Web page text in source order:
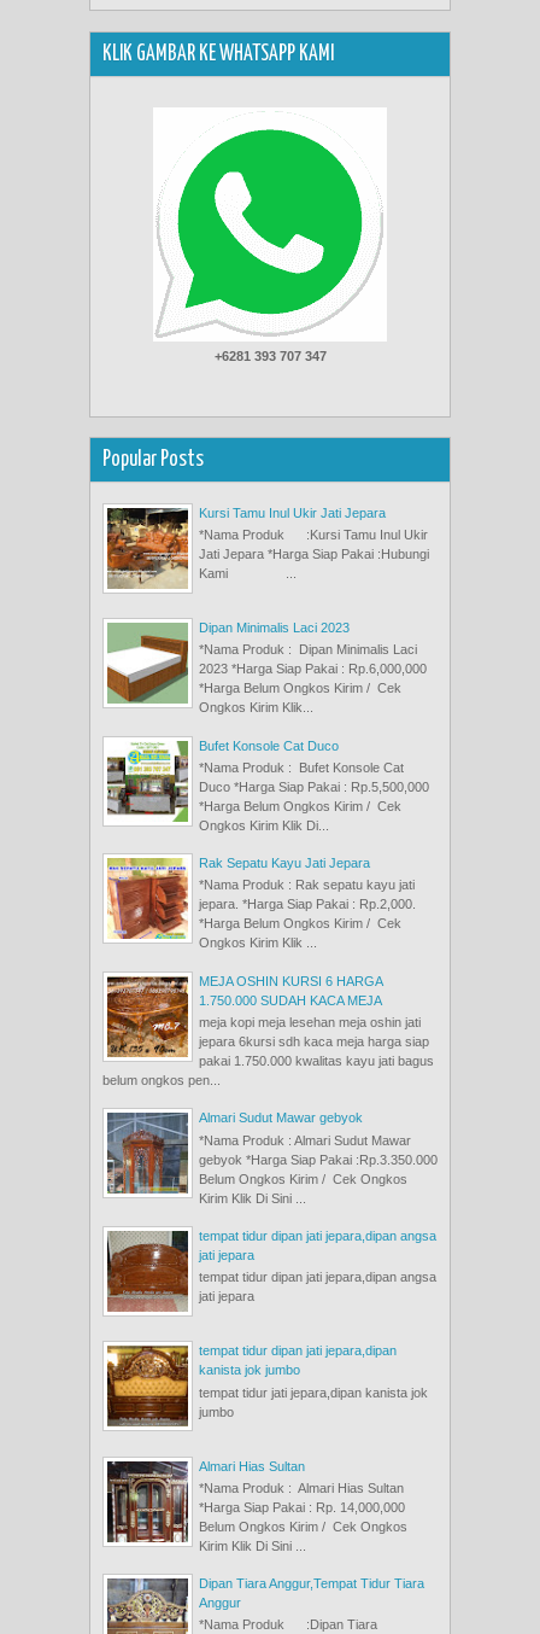
KLIK GAMBAR KE WHATSAPP KAMI
+6281 393 707 347
Popular Posts
Kursi Tamu Inul Ukir Jati Jepara
*Nama Produk :Kursi Tamu Inul Ukir
Jati Jepara *Harga Siap Pakai :Hubungi
Kami ...
Dipan Minimalis Laci 2023
*Nama Produk : Dipan Minimalis Laci
2023 *Harga Siap Pakai : Rp.6,000,000
*Harga Belum Ongkos Kirim / Cek
Ongkos Kirim Klik...
Bufet Konsole Cat Duco
*Nama Produk : Bufet Konsole Cat
Duco *Harga Siap Pakai : Rp.5,500,000
*Harga Belum Ongkos Kirim / Cek
Ongkos Kirim Klik Di...
Rak Sepatu Kayu Jati Jepara
*Nama Produk : Rak sepatu kayu jati
jepara. *Harga Siap Pakai : Rp.2,000.
*Harga Belum Ongkos Kirim / Cek
Ongkos Kirim Klik ...
MEJA OSHIN KURSI 6 HARGA
1.750.000 SUDAH KACA MEJA
meja kopi meja lesehan meja oshin jati
jepara 6kursi sdh kaca meja harga siap
pakai 1.750.000 kwalitas kayu jati bagus
belum ongkos pen...
Almari Sudut Mawar gebyok
*Nama Produk : Almari Sudut Mawar
gebyok *Harga Siap Pakai :Rp.3.350.000
Belum Ongkos Kirim / Cek Ongkos
Kirim Klik Di Sini ...
tempat tidur dipan jati jepara,dipan angsa
jati jepara
tempat tidur dipan jati jepara,dipan angsa
jati jepara
tempat tidur dipan jati jepara,dipan
kanista jok jumbo
tempat tidur jati jepara,dipan kanista jok
jumbo
Almari Hias Sultan
*Nama Produk : Almari Hias Sultan
*Harga Siap Pakai : Rp. 14,000,000
Belum Ongkos Kirim / Cek Ongkos
Kirim Klik Di Sini ...
Dipan Tiara Anggur,Tempat Tidur Tiara
Anggur
*Nama Produk :Dipan Tiara